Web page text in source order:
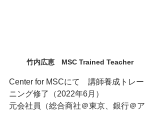
竹内広恵　MSC Trained Teacher
Center for MSCにて　講師養成トレー
ニング修了（2022年6月）
元会社員（総合商社＠東京、銀行＠ア